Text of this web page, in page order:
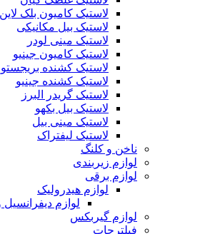
لاستیک کامیون بلک لاین
لاستیک بیل مکانیکی
لاستیک مینی لودر
لاستیک کامیون جینیو
لاستیک کشنده
لاستیک کشنده جینیو
لاستیک گریدر البرز
لاستیک بیل بکهو
لاستیک مینی بیل
لاستیک لیفتراک
ناخن و کلنگ
لوازم زیربندی
لوازم برقی
لوازم هیدرولیک
لوازم
لوازم گیربکس
فیلترجات